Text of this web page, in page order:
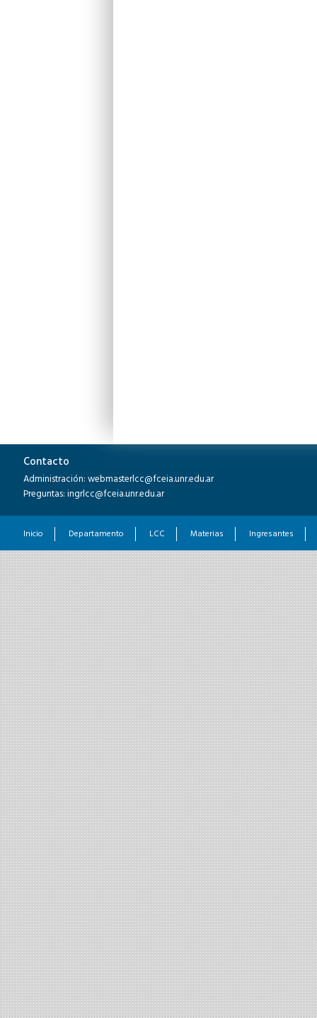
Contacto
Administración: webmasterlcc@fceia.unr.edu.ar
Preguntas: ingrlcc@fceia.unr.edu.ar
Inicio Departamento LCC Materias Ingresantes